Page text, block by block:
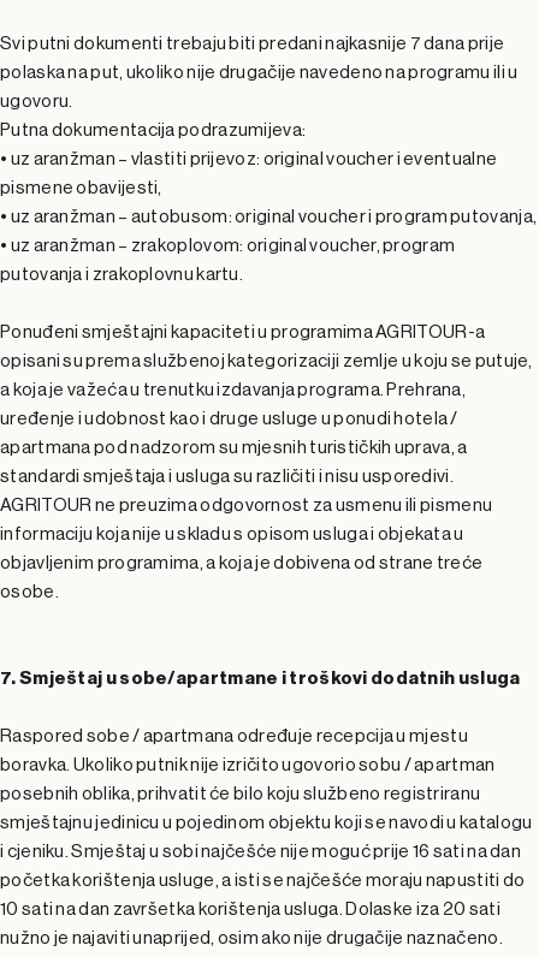
Svi putni dokumenti trebaju biti predani najkasnije 7 dana prije
polaska na put, ukoliko nije drugačije navedeno na programu ili u
ugovoru.
Putna dokumentacija podrazumijeva:
• uz aranžman – vlastiti prijevoz: original voucher i eventualne
pismene obavijesti,
• uz aranžman – autobusom: original voucher i program putovanja,
• uz aranžman – zrakoplovom: original voucher, program
putovanja i zrakoplovnu kartu.
Ponuđeni smještajni kapaciteti u programima AGRITOUR-a
opisani su prema službenoj kategorizaciji zemlje u koju se putuje,
a koja je važeća u trenutku izdavanja programa. Prehrana,
uređenje i udobnost kao i druge usluge u ponudi hotela /
apartmana pod nadzorom su mjesnih turističkih uprava, a
standardi smještaja i usluga su različiti i nisu usporedivi.
AGRITOUR ne preuzima odgovornost za usmenu ili pismenu
informaciju koja nije u skladu s opisom usluga i objekata u
objavljenim programima, a koja je dobivena od strane treće
osobe.
7. Smještaj u sobe/apartmane i troškovi dodatnih usluga
Raspored sobe / apartmana određuje recepcija u mjestu
boravka. Ukoliko putnik nije izričito ugovorio sobu / apartman
posebnih oblika, prihvatit će bilo koju službeno registriranu
smještajnu jedinicu u pojedinom objektu koji se navodi u katalogu
i cjeniku. Smještaj u sobi najčešće nije moguć prije 16 sati na dan
početka korištenja usluge, a isti se najčešće moraju napustiti do
10 sati na dan završetka korištenja usluga. Dolaske iza 20 sati
nužno je najaviti unaprijed, osim ako nije drugačije naznačeno.